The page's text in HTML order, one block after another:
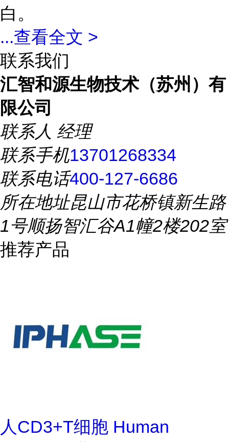
白。
...查看全文 >
联系我们
汇智和源生物技术（苏州）有
限公司
联系人 经理
联系手机13701268334
联系电话400-127-6686
所在地址昆山市花桥镇新生路
1号顺扬智汇谷A1幢2楼202室
推荐产品
人CD3+T细胞 Human